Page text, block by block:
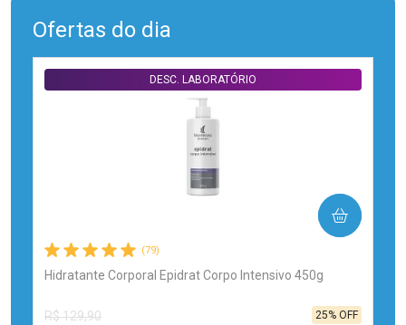
Ofertas do dia
(79)
Hidratante Corporal Epidrat Corpo Intensivo 450g
DESC. LABORATÓRIO
R$ 129,90
25% OFF
COMPRAR